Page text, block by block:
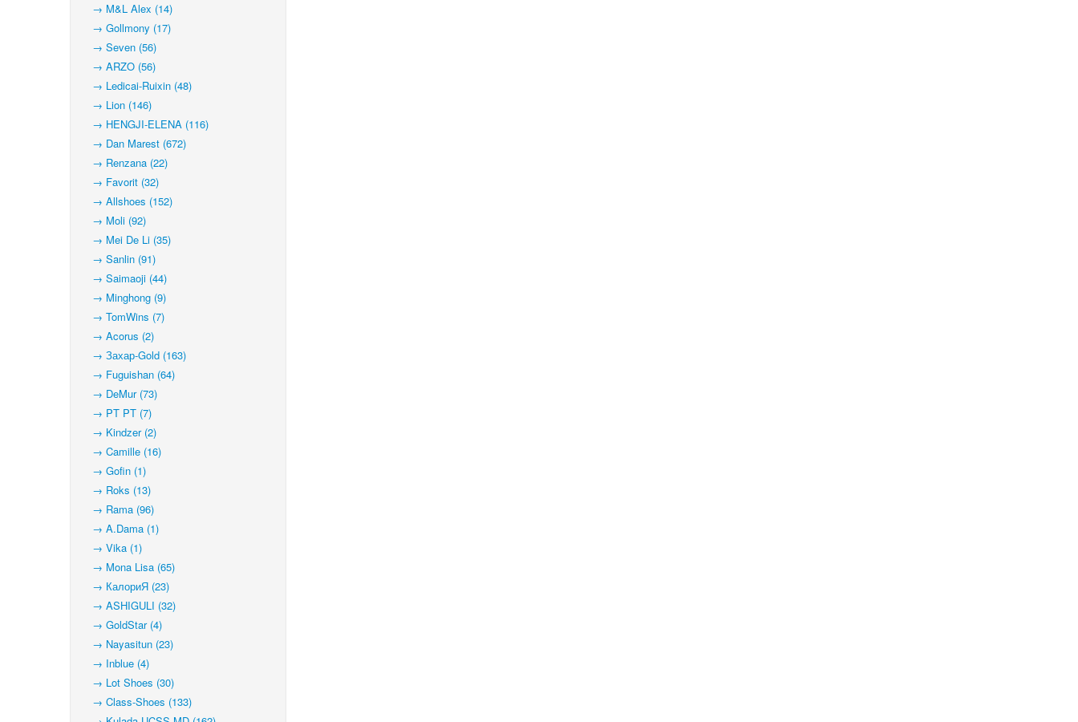
→ M&L Alex (14)
→ Gollmony (17)
→ Seven (56)
→ ARZO (56)
→ Ledicai-Ruixin (48)
→ Lion (146)
→ HENGJI-ELENA (116)
→ Dan Marest (672)
→ Renzana (22)
→ Favorit (32)
→ Allshoes (152)
→ Moli (92)
→ Mei De Li (35)
→ Sanlin (91)
→ Saimaoji (44)
→ Minghong (9)
→ TomWins (7)
→ Acorus (2)
→ Захар-Gold (163)
→ Fuguishan (64)
→ DeMur (73)
→ PT PT (7)
→ Kindzer (2)
→ Camille (16)
→ Gofin (1)
→ Roks (13)
→ Rama (96)
→ A.Dama (1)
→ Vika (1)
→ Mona Lisa (65)
→ КалориЯ (23)
→ ASHIGULI (32)
→ GoldStar (4)
→ Nayasitun (23)
→ Inblue (4)
→ Lot Shoes (30)
→ Class-Shoes (133)